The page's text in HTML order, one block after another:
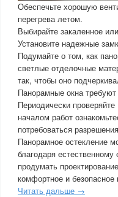
Обеспечьте хорошую
перегрева летом.
Выбирайте закаленное
Установите надежные
Подумайте о том, как
светлые отделочные
так, чтобы оно
Панорамные окна
Периодически
началом работ
потребоваться
Панорамное остекление
благодаря
продумать
комфортное и
Читать дальше →